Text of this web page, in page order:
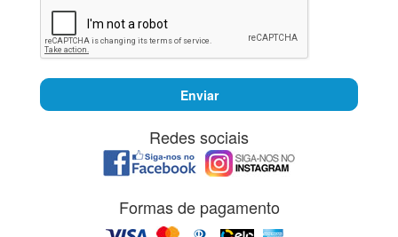
Enviar
Redes sociais
Formas de pagamento